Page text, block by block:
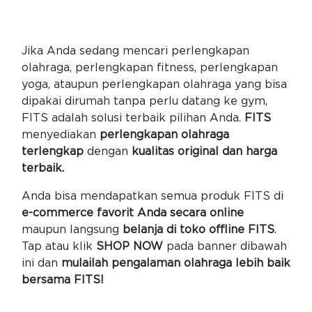
Jika Anda sedang mencari perlengkapan
olahraga, perlengkapan fitness, perlengkapan
yoga, ataupun perlengkapan olahraga yang bisa
dipakai dirumah tanpa perlu datang ke gym,
FITS adalah solusi terbaik pilihan Anda. FITS
menyediakan perlengkapan olahraga
terlengkapdengan kualitas original dan harga
terbaik.
Anda bisa mendapatkan semua produk FITS di
e-commerce favorit Anda secara online
maupun langsung belanja di toko offline FITS.
Tap atau klik SHOP NOW pada banner dibawah
ini dan mulailah pengalaman olahraga lebih baik
bersama FITS!